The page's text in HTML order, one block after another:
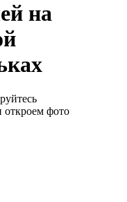
на
откроем фото